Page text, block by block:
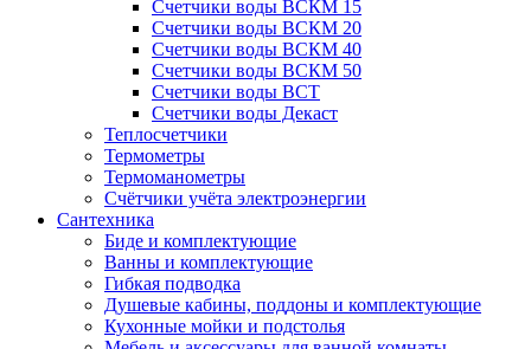
Счетчики воды ВСКМ 15
Счетчики воды ВСКМ 20
Счетчики воды ВСКМ 40
Счетчики воды ВСКМ 50
Счетчики воды ВСТ
Счетчики воды Декаст
Теплосчетчики
Термометры
Термоманометры
Счётчики учёта электроэнергии
Сантехника
Биде и комплектующие
Ванны и комплектующие
Гибкая подводка
Душевые кабины, поддоны и комплектующие
Кухонные мойки и подстолья